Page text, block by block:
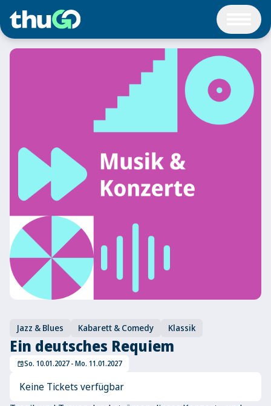
Jazz & Blues Kabarett & Comedy Klassik
Ein deutsches Requiem
eventSo. 10.01.2027 - Mo. 11.01.2027
Keine Tickets verfügbar